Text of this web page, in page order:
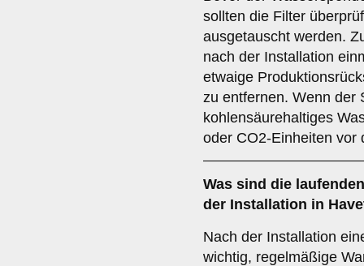
sollten die Filter
ausgetauscht werden.
nach der Installation
etwaige
zu entfernen. Wenn der
kohlensäurehaltiges
oder CO2-Einheiten vor
Was sind die
der Installation in
Nach der Installation
wichtig, regelmäßige